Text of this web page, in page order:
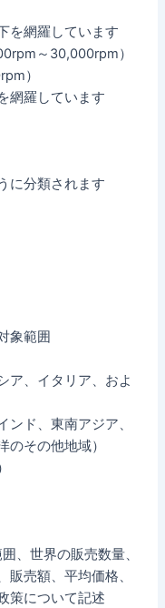
を網羅しています
～30,000rpm）
）
網羅しています
に分類されます
象範囲
ア、イタリア、およ
ド、東南アジア、
のその他地域）
、世界の販売数量、
売額、平均価格、
策について記述